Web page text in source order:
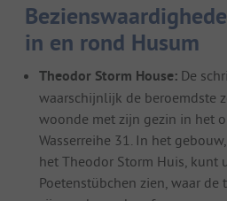
in en rond Husum
Theodor Storm House: De
waarschijnlijk de beroemdste
woonde met zijn gezin in het
Wasserreihe 31. In het
het Theodor Storm Huis, kunt
Poetenstübchen zien, waar de